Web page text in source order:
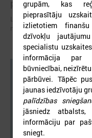
pārvaldību
LPS un Labklājības
nosacījumus un datu
grupām, kas
pieprasītāju
izlietotiem
dzīvokļu
specialistu
informācija par
būvniecībai,
pārbūvei. Tāpēc
jaunas iedzīvotāju
palīdzības
jāsniedz
informāciju par
sniegt.